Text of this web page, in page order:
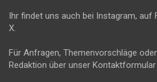
Ihr findet uns auch bei Instagram, auf
X.
Für Anfragen, Themenvorschläge
Redaktion über unser